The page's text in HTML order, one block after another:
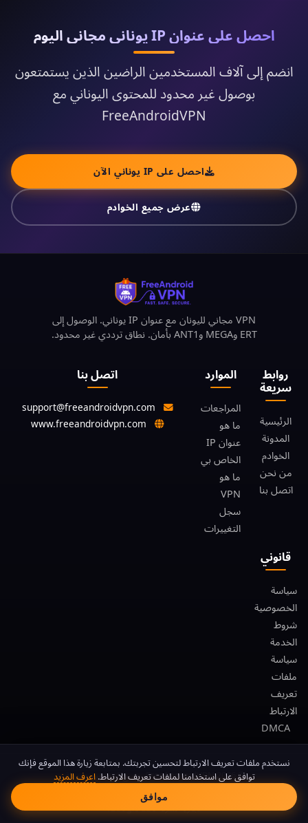
احصل على عنوان IP يوناني مجاني اليوم
انضم إلى آلاف المستخدمين الراضين الذين يستمتعون
بوصول غير محدود للمحتوى اليوناني مع
FreeAndroidVPN
احصل على IP يوناني الآن
عرض جميع الخوادم
روابط
سريعة
الرئيسية
المدونة
الخوادم
من نحن
اتصل بنا
الموارد
المراجعات
ما هو
عنوان IP
الخاص بي
ما هو
VPN
سجل
التغييرات
قانوني
سياسة
الخصوصية
شروط
الخدمة
سياسة
ملفات
تعريف
الارتباط
DMCA
VPN مجاني لليونان مع عنوان IP يوناني. الوصول إلى
ERT وMEGA وANT1 بأمان. نطاق ترددي غير محدود.
اتصل بنا
© 2026 FreeAndroidVPN. جميع الحقوق محفوظة.
تجارية لشركة Google LLC.
موافقة ملفات تعريف
نستخدم ملفات تعريف الارتباط لتحسين تجربتك. بمتابعة زيارة هذا الموقع فإنك
توافق على استخدامنا لملفات تعريف الارتباط.اعرف المزيد
موافق